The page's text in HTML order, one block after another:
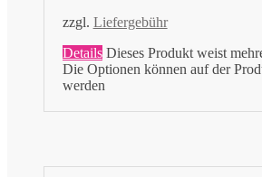
zzgl. Liefergebühr
Details Dieses Produkt weist
Die Optionen können auf der
werden